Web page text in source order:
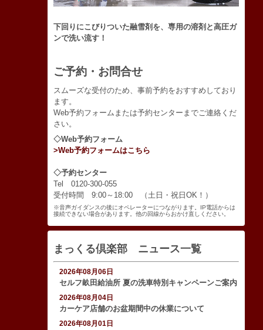
下回りにこびりついた融雪剤を、専用の溶剤と高圧ガ
ンで洗い流す！
ご予約・お問合せ
スムーズな受付のため、事前予約をおすすめしており
ます。
Web予約フォームまたは予約センターまでご連絡くだ
さい。
◇Web予約フォーム
>Web予約フォームはこちら
◇予約センター
Tel 0120-300-055
受付時間 9:00～18:00 （土日・祝日OK！）
※音声ガイダンスの後にオペレーターにつながります。IP電話からは
接続できない場合があります。他の回線からおかけ直しください。
まっくる倶楽部 ニュース一覧
2026年08月06日
セルフ畝田給油所 夏の洗車特別キャンペーンご案内
2026年08月04日
カーケア店舗のお盆期間中の休業について
2026年08月01日